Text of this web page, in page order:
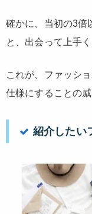
確かに、当初の3倍
と、出会って上手
これが、ファッシ
仕様にすることの威
紹介したい